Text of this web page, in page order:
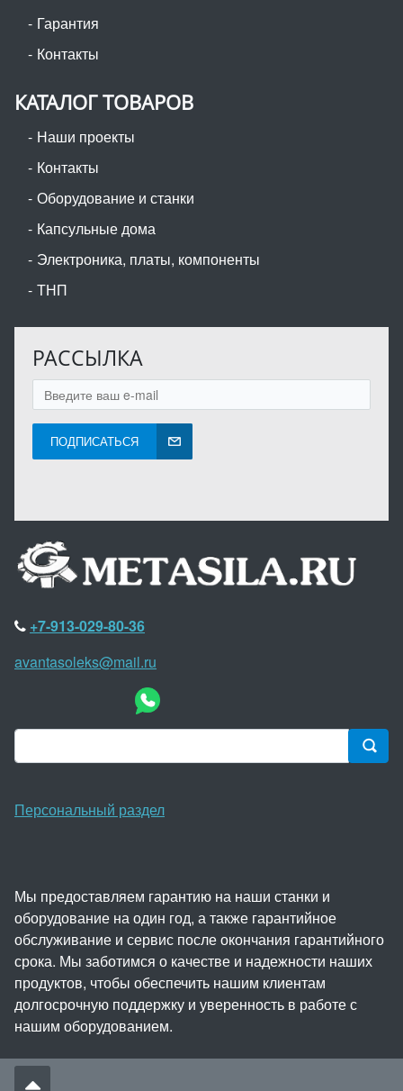
Гарантия
Контакты
КАТАЛОГ ТОВАРОВ
Наши проекты
Контакты
Оборудование и станки
Капсульные дома
Электроника, платы, компоненты
ТНП
РАССЫЛКА
ПОДПИСАТЬСЯ
+7-913-029-80-36
avantasoleks@mail.ru
Персональный раздел
Мы предоставляем гарантию на наши станки и
оборудование на один год, а также гарантийное
обслуживание и сервис после окончания гарантийного
срока. Мы заботимся о качестве и надежности наших
продуктов, чтобы обеспечить нашим клиентам
долгосрочную поддержку и уверенность в работе с
нашим оборудованием.